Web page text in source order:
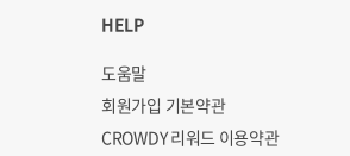
HELP
도움말
회원가입 기본약관
CROWDY 리워드 이용약관